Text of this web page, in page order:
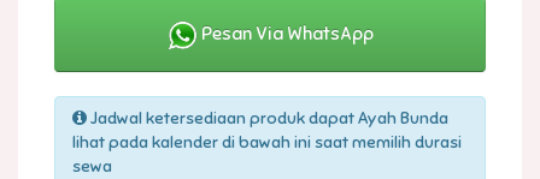
Pesan Via WhatsApp
Jadwal ketersediaan produk dapat Ayah Bunda
lihat pada kalender di bawah ini saat memilih durasi
sewa